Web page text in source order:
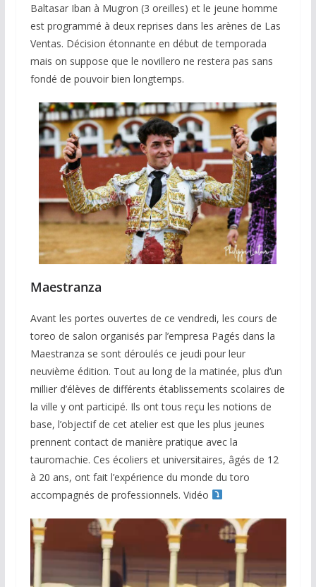
Baltasar Iban à Mugron (3 oreilles) et le jeune homme
est programmé à deux reprises dans les arènes de Las
Ventas. Décision étonnante en début de temporada
mais on suppose que le novillero ne restera pas sans
fondé de pouvoir bien longtemps.
Maestranza
Avant les portes ouvertes de ce vendredi, les cours de
toreo de salon organisés par l’empresa Pagés dans la
Maestranza se sont déroulés ce jeudi pour leur
neuvième édition. Tout au long de la matinée, plus d’un
millier d’élèves de différents établissements scolaires de
la ville y ont participé. Ils ont tous reçu les notions de
base, l’objectif de cet atelier est que les plus jeunes
prennent contact de manière pratique avec la
tauromachie. Ces écoliers et universitaires, âgés de 12
à 20 ans, ont fait l’expérience du monde du toro
accompagnés de professionnels. Vidéo